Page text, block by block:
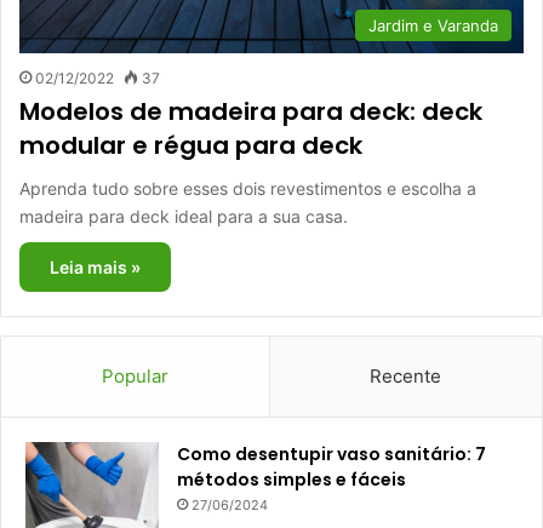
Jardim e Varanda
02/12/2022 37
Modelos de madeira para deck: deck
modular e régua para deck
Aprenda tudo sobre esses dois revestimentos e escolha a
madeira para deck ideal para a sua casa.
Leia mais »
Popular Recente
Como desentupir vaso sanitário: 7
métodos simples e fáceis
27/06/2024